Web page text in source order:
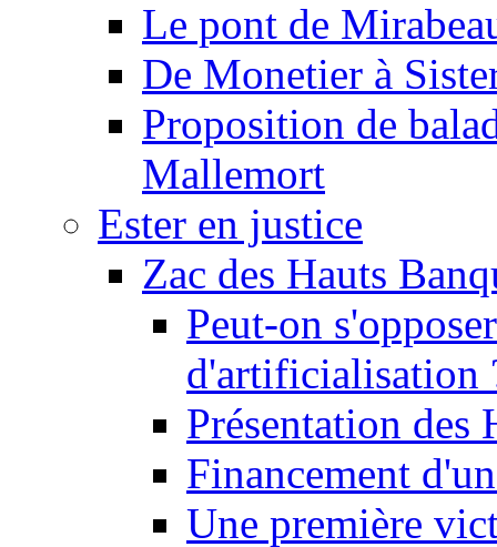
Le pont de
De Monetier à
Proposition de
Mallemort
Ester en justice
Zac des Hauts
Peut-on
d'artificialisation
Présentation des
Financement
Une première